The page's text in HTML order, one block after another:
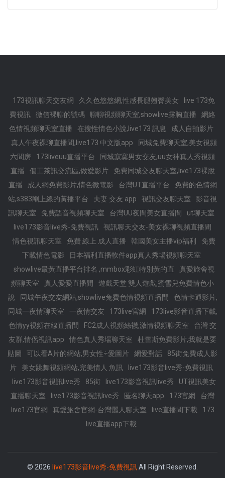
173視訊聊天交友網 久久色悠悠網,性感長腿翹臀美女
live 173免
費視訊
微信裸聊的號碼 聊聊視頻聊天室,showlive露胸直播
網絡
色情視頻聊天室直播
在搜性情色小說,live173 訊息
成人自拍影片
真人午夜裸聊直播間,live173 中文版app
同城免費聊天室,美女視頻
六間房
173liveuu直播平台
同城寂寞男女交友,uu女神真人秀視頻
直播
個工茶訊交流區,做愛影片
免費同城交友聊天室,live173裸脫
直播
成人網免費影片,情色微電影 台灣UT直播平台
免費的色情網
站,s383剛上線的黃播平台
夫妻 交友 app 視訊交友聊天室
影音視
訊聊天室
免費語音視頻聊天室 台灣UU夜間美女直播間
ut聊天室
live173影音live秀-免費視訊
視訊聊天交友-美女裸聊視頻直播間
情色視訊聊天室
免費 線上 成人直播 韓國美女主播vip福利
免費
下載情色電影
日本福利直播軟件app真人秀場視頻聊天室
showlive最黃直播平台排名 ,mmbox彩虹特別黃的直
真愛旅舍視
頻聊天室
真人愛愛直播間
遊戲天堂 雙人遊戲,蜜雪兒免費情色小
說
同城午夜交友網站,showlive兔費色情視頻直播間
色情卡通影片,
同城一夜情聊天室
一夜情交友 173live官網
173live影音直播下載,
色情yy視頻在線直播間
FC2成人視頻絲襪,激情視頻聊天室
台灣 交
友群,情侶視訊app
情色真人秀場聊天室
杜蕾斯免費影片,我就是要
貼圖
可以看A片的網站,男女性÷愛圖片 網愛對話
85街免費成人影
片
美女跳舞視頻網站,完美情人 魚訊
live173影音live秀-免費視訊
live173影音視訊live秀
85街 live173影音視訊live秀
UT視訊美女
直播聊天室
live173影音視訊live秀 匿名聊天app 173官網
台灣
live173官網
真愛旅舍官網-台灣麗人聊天室 live直播間下載
173
live直播app下載
© 2026 live173影音live秀-免費視訊All Right Reserved.